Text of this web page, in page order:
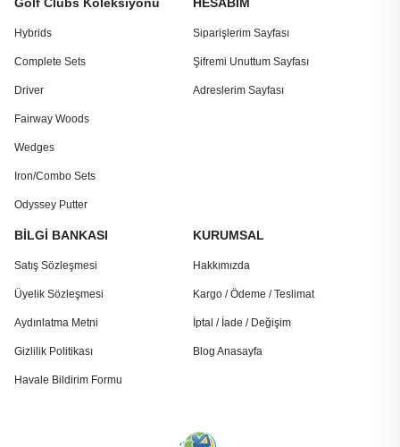
Hybrids
Complete Sets
Driver
Fairway Woods
Wedges
Iron/Combo Sets
Odyssey Putter
Siparişlerim Sayfası
Şifremi Unuttum Sayfası
Adreslerim Sayfası
BİLGİ BANKASI
Satış Sözleşmesi
Üyelik Sözleşmesi
Aydınlatma Metni
Gizlilik Politikası
Havale Bildirim Formu
KURUMSAL
Hakkımızda
Kargo / Ödeme / Teslimat
İptal / İade / Değişim
Blog Anasayfa